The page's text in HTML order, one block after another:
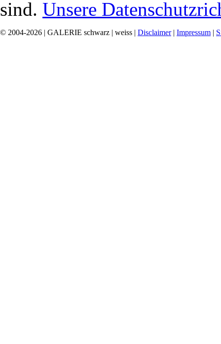
sind. Unsere
© 2004-2026 | GALERIE schwarz | weiss | Disclaimer| Impressum |